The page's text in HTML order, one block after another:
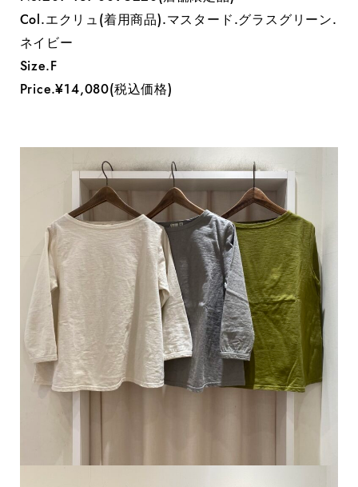
Col.エクリュ(着用商品).マスタード.グラスグリーン.
ネイビー
Size.F
Price.¥14,080(税込価格)